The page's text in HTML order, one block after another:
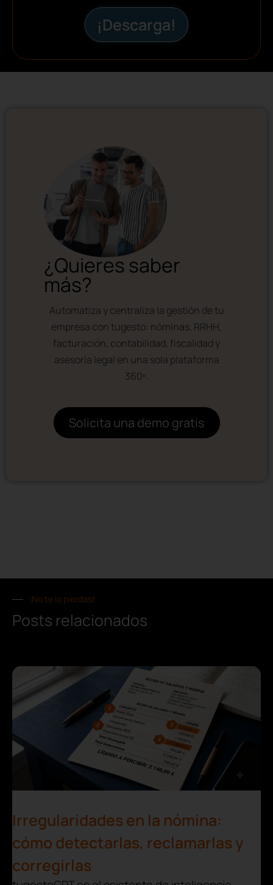
¡Descarga!
¿Quieres saber
más?
Automatiza y centraliza la gestión de tu
empresa con tugesto: nóminas, RRHH,
facturación, contabilidad, fiscalidad y
asesoría legal en una sola plataforma
360º.
Solicita una demo gratis
¡No te lo pierdas!
Posts relacionados
Irregularidades en la nómina:
cómo detectarlas, reclamarlas y
corregirlas